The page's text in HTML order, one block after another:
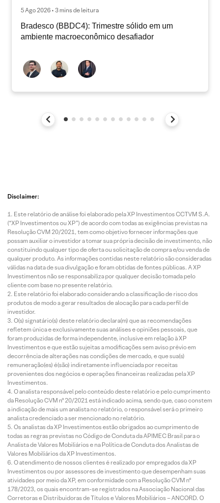
5 Ago 2026 • 3 mins de leitura
Bradesco (BBDC4): Trimestre sólido em um
ambiente macroeconômico desafiador
Disclaimer:
Este relatório de análise foi elaborado pela XP Investimentos CCTVM S.A.
(“XP Investimentos ou XP”) de acordo com todas as exigências previstas na
Resolução CVM 20/2021, tem como objetivo fornecer informações que
possam auxiliar o investidor a tomar sua própria decisão de investimento, não
constituindo qualquer tipo de oferta ou solicitação de compra e/ou venda de
qualquer produto. As informações contidas neste relatório são consideradas
válidas na data de sua divulgação e foram obtidas de fontes públicas. A XP
Investimentos não se responsabiliza por qualquer decisão tomada pelo
cliente com base no presente relatório.
Este relatório foi elaborado considerando a classificação de risco dos
produtos de modo a gerar resultados de alocação para cada perfil de
investidor.
O(s) signatário(s) deste relatório declara(m) que as recomendações
refletem única e exclusivamente suas análises e opiniões pessoais, que
foram produzidas de forma independente, inclusive em relação à XP
Investimentos e que estão sujeitas a modificações sem aviso prévio em
decorrência de alterações nas condições de mercado, e que sua(s)
remuneração(es) é(são) indiretamente influenciada por receitas
provenientes dos negócios e operações financeiras realizadas pela XP
Investimentos.
O analista responsável pelo conteúdo deste relatório e pelo cumprimento
da Resolução CVM nº 20/2021 está indicado acima, sendo que, caso constem
a indicação de mais um analista no relatório, o responsável será o primeiro
analista credenciado a ser mencionado no relatório.
Os analistas da XP Investimentos estão obrigados ao cumprimento de
todas as regras previstas no Código de Conduta da APIMEC Brasil para o
Analista de Valores Mobiliários e na Política de Conduta dos Analistas de
Valores Mobiliários da XP Investimentos.
O atendimento de nossos clientes é realizado por empregados da XP
Investimentos ou por assessores de investimento que desempenham suas
atividades por meio da XP, em conformidade com a Resolução CVM nº
178/2023, os quais encontram-se registrados na Associação Nacional das
Corretoras e Distribuidoras de Títulos e Valores Mobiliários – ANCORD. O